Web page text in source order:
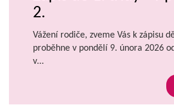
2.
Vážení rodiče, zveme Vás k zápisu
proběhne v pondělí 9. února 2026
v…